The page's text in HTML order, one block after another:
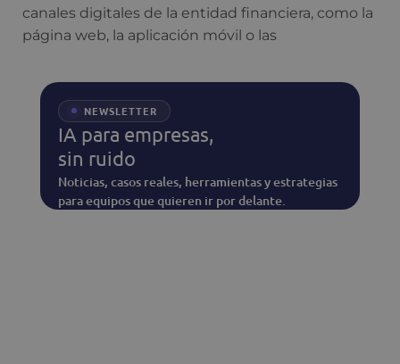
canales digitales de la entidad financiera, como la
página web, la aplicación móvil o las
NEWSLETTER
IA para empresas,
sin ruido
Noticias, casos reales, herramientas y estrategias
para equipos que quieren ir por delante.